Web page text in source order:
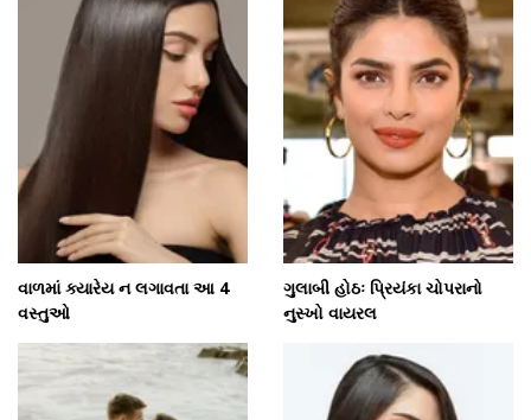
વાળમાં ક્યારેય ન લગાવતા આ 4
વસ્તુઓ
ગુલાબી હોઠઃ પ્રિયંકા ચોપરાનો
નુસ્ખો વાયરલ